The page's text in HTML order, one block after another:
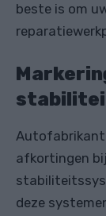
beste is om
afkortingen
deze